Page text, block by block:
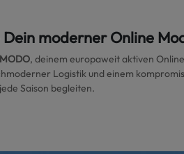
moderner Online
, deinem europaweit aktiven
Logistik und einem
Saison begleiten.